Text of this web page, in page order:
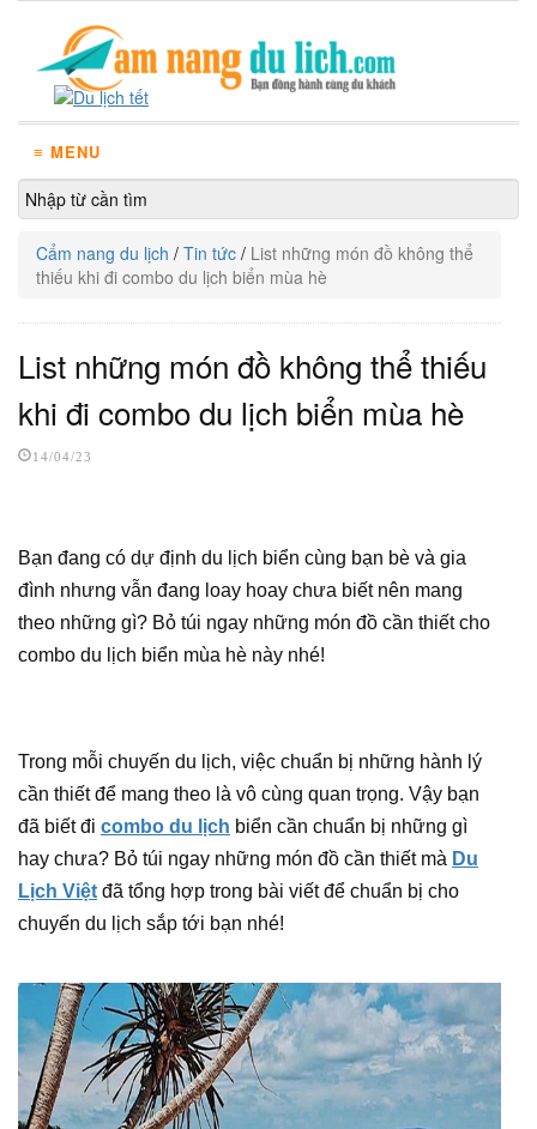
≡ MENU
Cẩm nang du lịch / Tin tức / List những món đồ không thể
thiếu khi đi combo du lịch biển mùa hè
List những món đồ không thể thiếu
khi đi combo du lịch biển mùa hè
14/04/23
Bạn đang có dự định du lịch biển cùng bạn bè và gia
đình nhưng vẫn đang loay hoay chưa biết nên mang
theo những gì? Bỏ túi ngay những món đồ cần thiết cho
combo du lịch biển mùa hè này nhé!
Trong mỗi chuyến du lịch, việc chuẩn bị những hành lý
cần thiết để mang theo là vô cùng quan trọng. Vậy bạn
đã biết đi combo du lịch biển cần chuẩn bị những gì
hay chưa? Bỏ túi ngay những món đồ cần thiết mà Du
Lịch Việt đã tổng hợp trong bài viết để chuẩn bị cho
chuyến du lịch sắp tới bạn nhé!